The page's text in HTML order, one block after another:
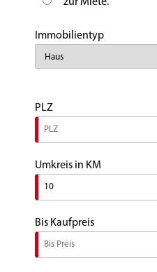
zur Miete.
Immobilientyp
PLZ
Umkreis in KM
Bis Kaufpreis